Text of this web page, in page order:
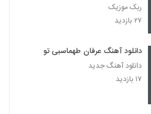
ربک موزیک
۲۷ بازدید
دانلود آهنگ عرفان طهماسبی تو
دانلود آهنگ جدید
۱۷ بازدید